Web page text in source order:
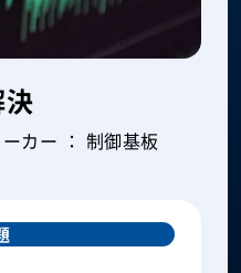
カー ： 制御基板